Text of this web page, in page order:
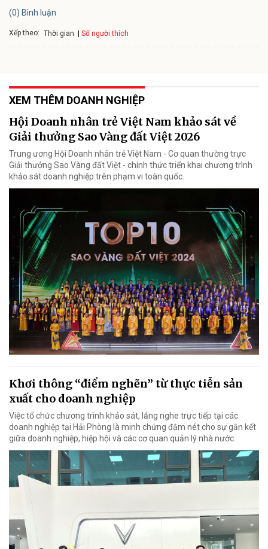
(0) Bình luận
Xếp theo: Thời gian Số người thích
XEM THÊM DOANH NGHIỆP
Hội Doanh nhân trẻ Việt Nam khảo sát về
Giải thưởng Sao Vàng đất Việt 2026
Trung ương Hội Doanh nhân trẻ Việt Nam - Cơ quan thường trực
Giải thưởng Sao Vàng đất Việt - chính thức triển khai chương trình
khảo sát doanh nghiệp trên phạm vi toàn quốc.
Khơi thông “điểm nghẽn” từ thực tiễn sản
xuất cho doanh nghiệp
Việc tổ chức chương trình khảo sát, lắng nghe trực tiếp tại các
doanh nghiệp tại Hải Phòng là minh chứng đậm nét cho sự gắn kết
giữa doanh nghiệp, hiệp hội và các cơ quan quản lý nhà nước.